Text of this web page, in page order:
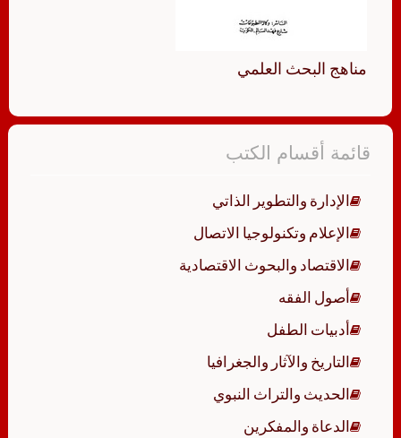
مناهج البحث العلمي
قائمة أقسام الكتب
الإدارة والتطوير الذاتي
الإعلام وتكنولوجيا الاتصال
الاقتصاد والبحوث الاقتصادية
أصول الفقه
أدبيات الطفل
التاريخ والآثار والجغرافيا
الحديث والتراث النبوي
الدعاة والمفكرين